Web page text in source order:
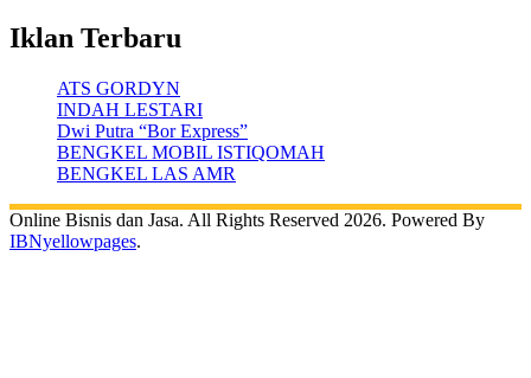
Iklan Terbaru
ATS GORDYN
INDAH LESTARI
Dwi Putra “Bor Express”
BENGKEL MOBIL ISTIQOMAH
BENGKEL LAS AMR
Online Bisnis dan Jasa. All Rights Reserved 2026. Powered By
IBNyellowpages.